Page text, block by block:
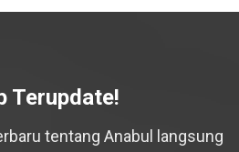
Terupdate!
tentang Anabul langsung